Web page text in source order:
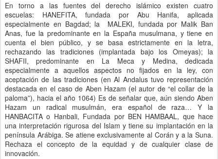
En torno a las fuentes del derecho islámico existen cuatro
escuelas: HANEFITA, fundada por Abu Hanifa, aplicada
especialmente en Bagdad; la MALEKI, fundada por Malik Ban
Anas, fue la predominante en la España musulmana, y tiene en
cuenta el bien público, y se basa estrictamente en la letra,
rechazando las tradiciones (implantada bajo los Omeyas); la
SHAFII, predominante en La Meca y Medina, dedicada
especialmente a aquellos aspectos no fijados en la ley, con
aceptación de las tradiciones (en Al Andalus tuvo representación
destacada en el caso de Aben Hazam (el autor de “el collar de la
paloma”), hacia el año 1064) Es de señalar que, aún siendo Aben
Hazam un radical musulmán, era español de raza… Y la
HANBACITA o Hanbali, Fundada por BEN HAMBAAL, que hace
una interpretación rigurosa del Islam y tiene su implantación en la
península Arábiga. Se atiene exclusivamente al Corán y a la Suna.
Rechaza el concepto de la equidad y de cualquier clase de
innovación.